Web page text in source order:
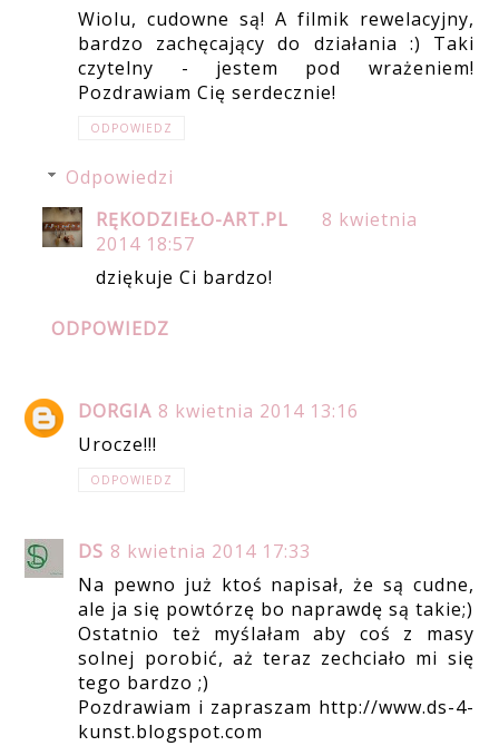
Wiolu, cudowne są! A filmik rewelacyjny,
bardzo zachęcający do działania :) Taki
czytelny - jestem pod wrażeniem!
Pozdrawiam Cię serdecznie!
ODPOWIEDZ
Odpowiedzi
RĘKODZIEŁO-ART.PL
8 kwietnia
2014 18:57
dziękuje Ci bardzo!
ODPOWIEDZ
DORGIA 8 kwietnia 2014 13:16
Urocze!!!
ODPOWIEDZ
DS 8 kwietnia 2014 17:33
Na pewno już ktoś napisał, że są cudne,
ale ja się powtórzę bo naprawdę są takie;)
Ostatnio też myślałam aby coś z masy
solnej porobić, aż teraz zechciało mi się
tego bardzo ;)
Pozdrawiam i zapraszam http://www.ds-4-
kunst.blogspot.com